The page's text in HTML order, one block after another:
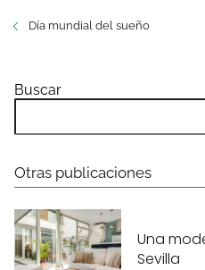
Día mundial del sueño
Buscar
Otras publicaciones
Una
Sevilla